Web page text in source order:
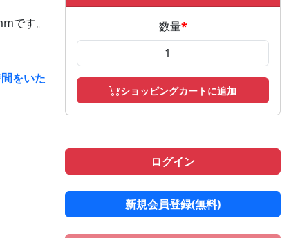
です。
をいた
数量*
ショッピングカートに追加
ログイン
新規会員登録(無料)